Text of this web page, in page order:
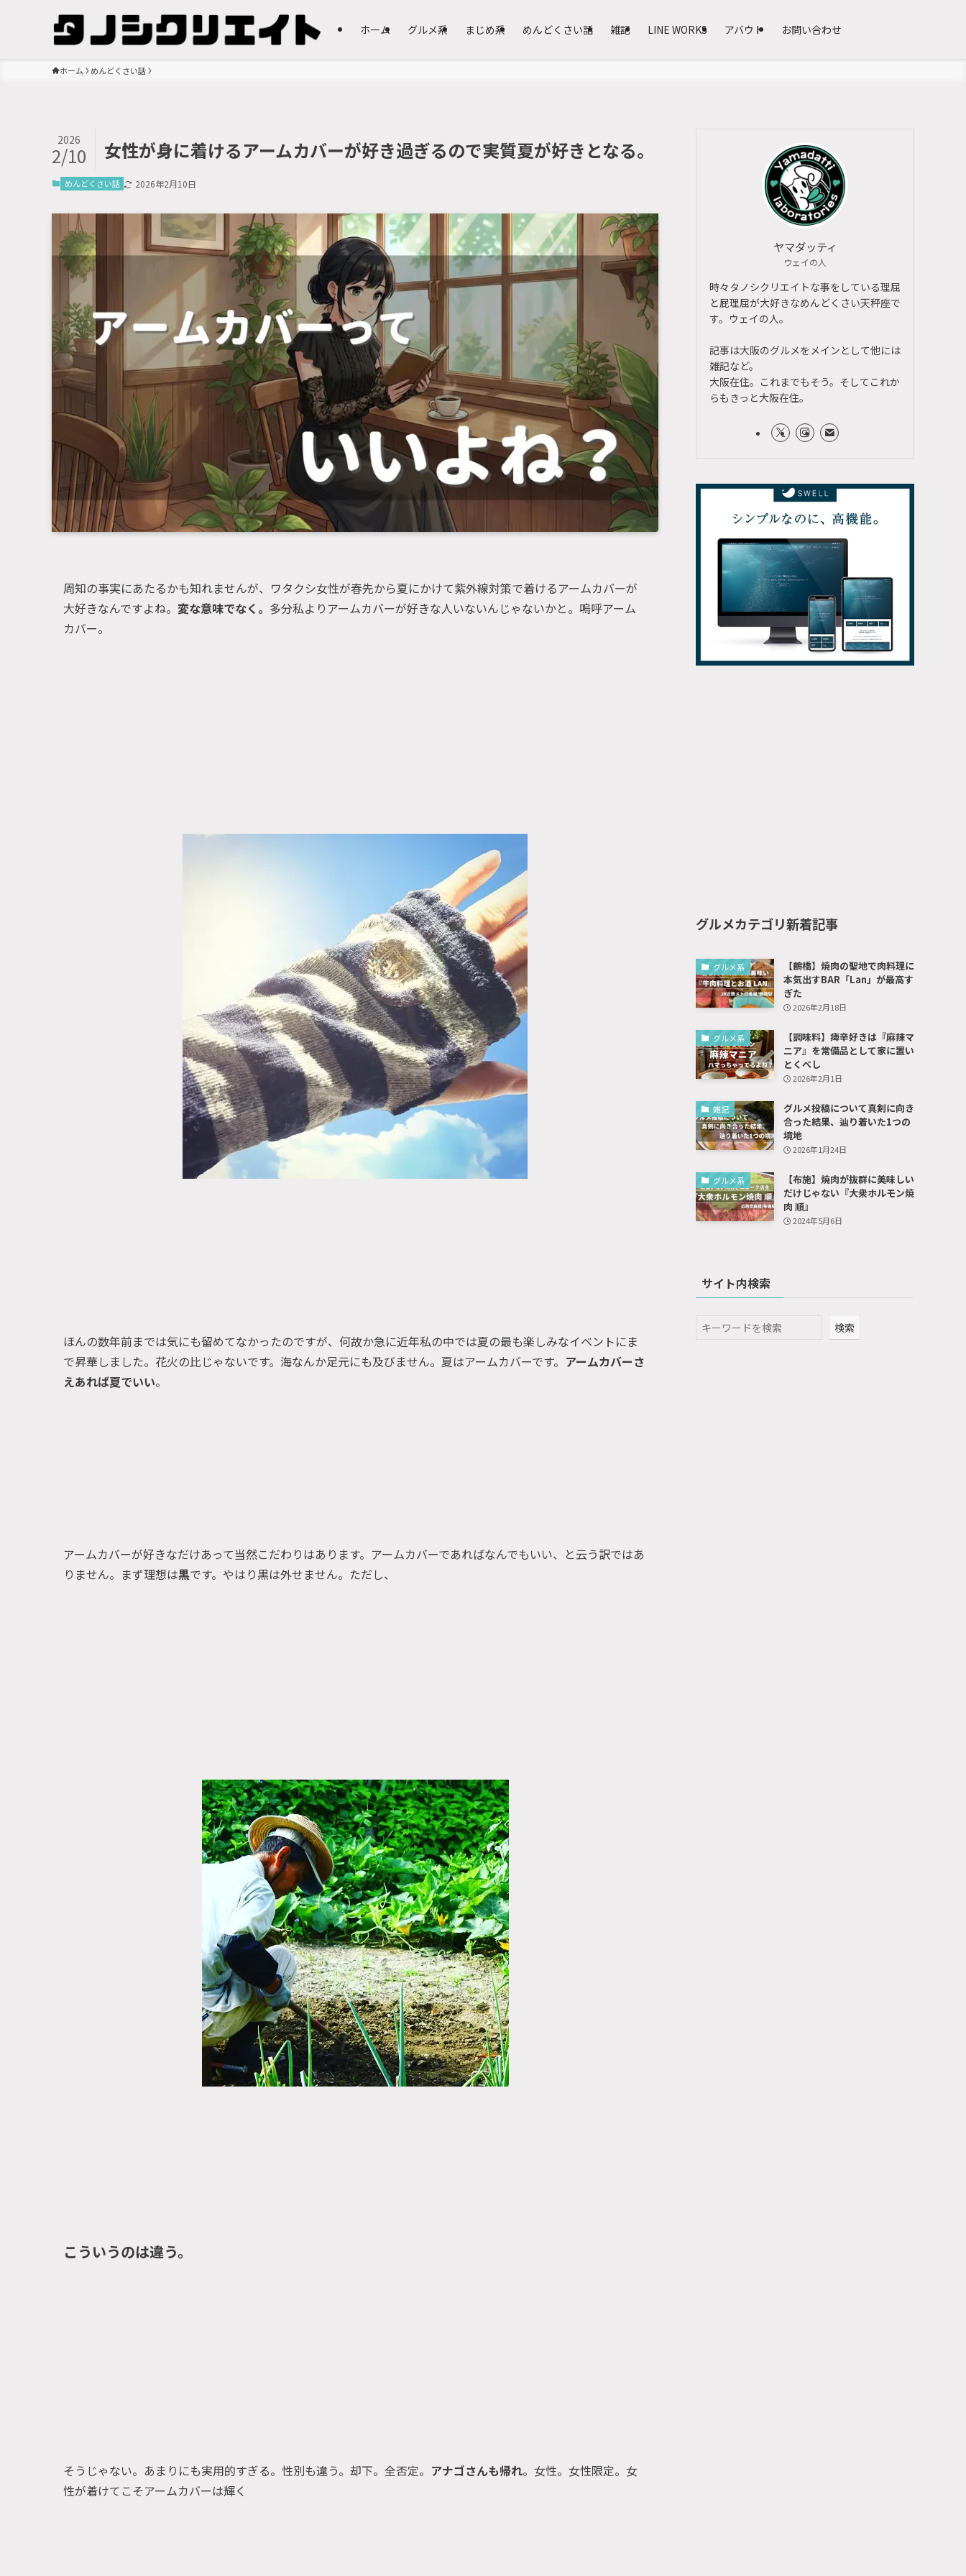
ホーム グルメ系 まじめ系 めんどくさい話 雑記 LINE WORKS アバウト お問い合わせ
ホーム めんどくさい話
女性が身に着けるアームカバーが好き過ぎるので実質夏が好きとなる。
2026
2/10
めんどくさい話 2026年2月10日
周知の事実にあたるかも知れませんが、ワタクシ女性が春先から夏にかけて紫外線対策で着けるアームカバーが
大好きなんですよね。 変な意味でなく。 多分私よりアームカバーが好きな人いないんじゃないかと。嗚呼アーム
カバー。
ほんの数年前までは気にも留めてなかったのですが、何故か急に近年私の中では夏の最も楽しみなイベントにま
で昇華しました。花火の比じゃないです。海なんか足元にも及びません。夏はアームカバーです。 アームカバーさ
えあれば夏でいい。
アームカバーが好きなだけあって当然こだわりはあります。アームカバーであればなんでもいい、と云う訳ではあ
りません。まず理想は黒です。やはり黒は外せません。ただし、
こういうのは違う。
そうじゃない。あまりにも実用的すぎる。性別も違う。却下。全否定。 アナゴさんも帰れ。女性。女性限定。女
性が着けてこそアームカバーは輝く
ヤマダッティ
ウェイの人
時々タノシクリエイトな事をしている理屈
と屁理屈が大好きなめんどくさい天秤座で
す。ウェイの人。
記事は大阪のグルメをメインとして他には
雑記など。
大阪在住。これまでもそう。そしてこれか
らもきっと大阪在住。
グルメカテゴリ新着記事
グルメ系
【鶴橋】焼肉の聖地で肉料理に
本気出すBAR「Lan」が最高す
ぎた
2026年2月18日
グルメ系
【調味料】痺辛好きは『麻辣マ
ニア』を常備品として家に置い
とくべし
2026年2月1日
雑記
グルメ投稿について真剣に向き
合った結果、辿り着いた1つの
境地
2026年1月24日
グルメ系
【布施】焼肉が抜群に美味しい
だけじゃない『大衆ホルモン焼
肉 順』
2024年5月6日
サイト内検索
検
検索